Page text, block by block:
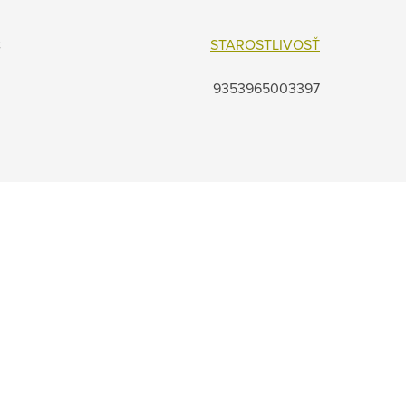
STAROSTLIVOSŤ
9353965003397